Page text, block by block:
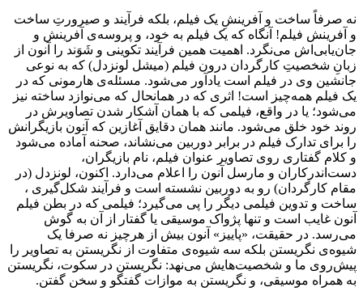
نه صرفاً ساخت و آفرینشِ یک فیلم، بلکه فرآیند و صیرورتِ ساخت
و آفرینش فیلم! آنگاه که یک فیلم به خود، و پروسه‌ی آفرینش و
جان‌یابی‌اش می‌نگرد. اهمیت همین فرآیند تکوینی و شَوَند را آنون از
زبانِ شخصیتِ کارگردان درون فیلم (میشل لونزدل) که به نوعی
جانشین وی در فیلم است یادآور می‌شود. مسئله‌ی هارمونی که در
یک فیلم همه‌چیز است! اثری که در همانحال که می‌نوازد ساخته نیز
می‌شود؛ یا در واقع، فیلمی که با همان آشکار شدن تصاویرش در
روند خود خلق می‌شود. مانند همان دقایق آغازین که آنون بازیگرانش
را برای تدارک فیلم در برابر دوربین می‌نشاند، صحنه آماده می‌شود
و کلام گفتاری روی تصاویر عنوان فیلم، نام بازیگران،
دست‌اندرکاران و مارسل آنون را اعلام می‌دارد. اکنون، لونزدل (در
مقام کارگردان) رو به دوربین نشسته است و فرآیند شکل‌گیری ،
ساخت و تدوین فیلمی دیگر را پی می‌گیرد؛ فیلمی که در بطن فیلم
آنون غایب است و تنها پژواک موسیقی یا گفتار از آن به گوش
می‌رسد. در حقیقت، «پاییز» آنون بیش از هرچیز نه صرفا یک
شیوه‌ی نگریستن بلکه سه شیوه‌ی متفاوت از نگریستن به تصاویر را
پیش‌روی ما و شخصیت‌هایش می‌نهد: نگریستن در سکوت، نگریستن
به همراه موسیقی، و نگریستن به موازات گفتگو و سخن گفتن.